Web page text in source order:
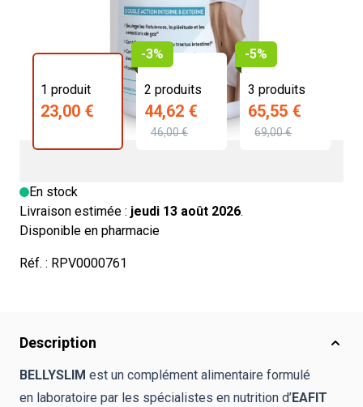
1 produit
23,00 €
-3%
2 produits
44,62 €
46,00 €
-5%
3 produits
65,55 €
69,00 €
En stock
Livraison estimée : jeudi 13 août 2026.
Disponible en pharmacie
Réf. : RPV0000761
Description
BELLYSLIM est un complément alimentaire formulé
en laboratoire par les spécialistes en nutrition d’EAFIT